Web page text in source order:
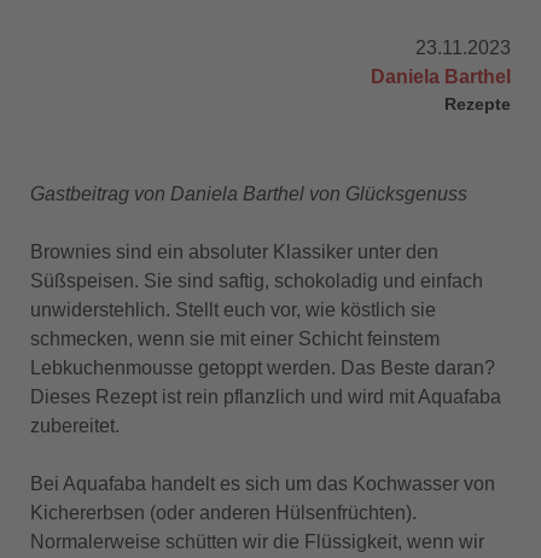
23.11.2023
Daniela Barthel
Rezepte
Gastbeitrag von Daniela Barthel von Glücksgenuss
Brownies sind ein absoluter Klassiker unter den
Süßspeisen. Sie sind saftig, schokoladig und einfach
unwiderstehlich. Stellt euch vor, wie köstlich sie
schmecken, wenn sie mit einer Schicht feinstem
Lebkuchenmousse getoppt werden. Das Beste daran?
Dieses Rezept ist rein pflanzlich und wird mit Aquafaba
zubereitet.
Bei Aquafaba handelt es sich um das Kochwasser von
Kichererbsen (oder anderen Hülsenfrüchten).
Normalerweise schütten wir die Flüssigkeit, wenn wir